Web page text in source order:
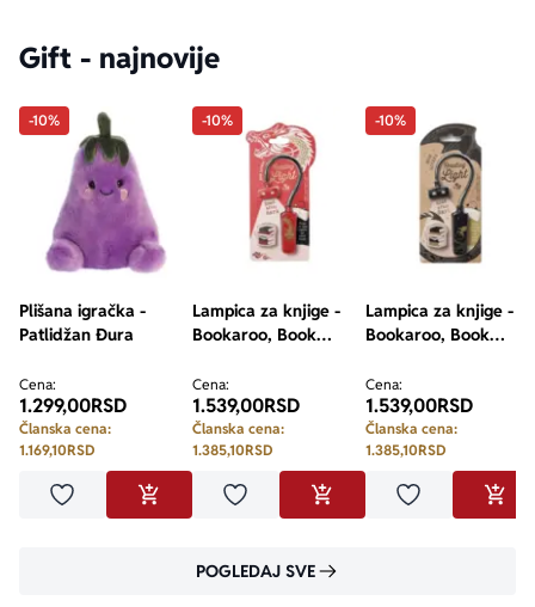
Gift - najnovije
-10%
Plišana igračka -
Patlidžan Đura
Cena:
1.299,00RSD
Članska cena:
1.169,10RSD
Dodaj u omiljeneDODAJ U KORPU
-10%
Lampica za knjige -
Bookaroo, Book
Dragon
Cena:
1.539,00RSD
Članska cena:
1.385,10RSD
Dodaj u omiljeneDODAJ U KORPU
-10%
Lampica za knjige -
Bookaroo, Book
Cena:
1.539,00RSD
Članska cena:
1.385,10RSD
Dodaj u
POGLEDAJ SVE